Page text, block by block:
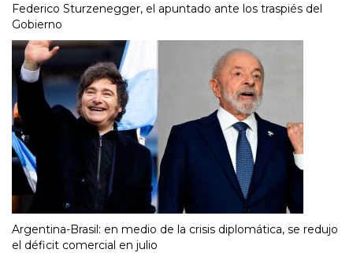
Federico Sturzenegger, el apuntado ante los traspiés del
Gobierno
Argentina-Brasil: en medio de la crisis diplomática, se redujo
el déficit comercial en julio